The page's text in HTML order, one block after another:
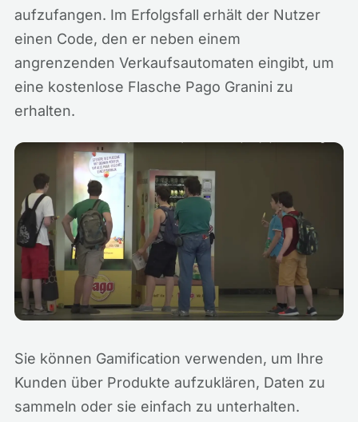
aufzufangen. Im Erfolgsfall erhält der Nutzer
einen Code, den er neben einem
angrenzenden Verkaufsautomaten eingibt, um
eine kostenlose Flasche Pago Granini zu
erhalten.
Sie können Gamification verwenden, um Ihre
Kunden über Produkte aufzuklären, Daten zu
sammeln oder sie einfach zu unterhalten.